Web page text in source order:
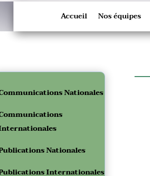
Accueil Nos équipes
Nationales
Nationales
Internationales